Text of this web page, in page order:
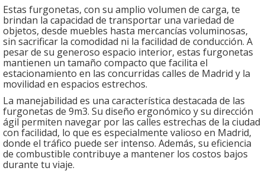
Estas furgonetas, con su amplio volumen de carga, te
brindan la capacidad de transportar una variedad de
objetos, desde muebles hasta mercancías voluminosas,
sin sacrificar la comodidad ni la facilidad de conducción. A
pesar de su generoso espacio interior, estas furgonetas
mantienen un tamaño compacto que facilita el
estacionamiento en las concurridas calles de Madrid y la
movilidad en espacios estrechos.
La manejabilidad es una característica destacada de las
furgonetas de 9m3. Su diseño ergonómico y su dirección
ágil permiten navegar por las calles estrechas de la ciudad
con facilidad, lo que es especialmente valioso en Madrid,
donde el tráfico puede ser intenso. Además, su eficiencia
de combustible contribuye a mantener los costos bajos
durante tu viaje.